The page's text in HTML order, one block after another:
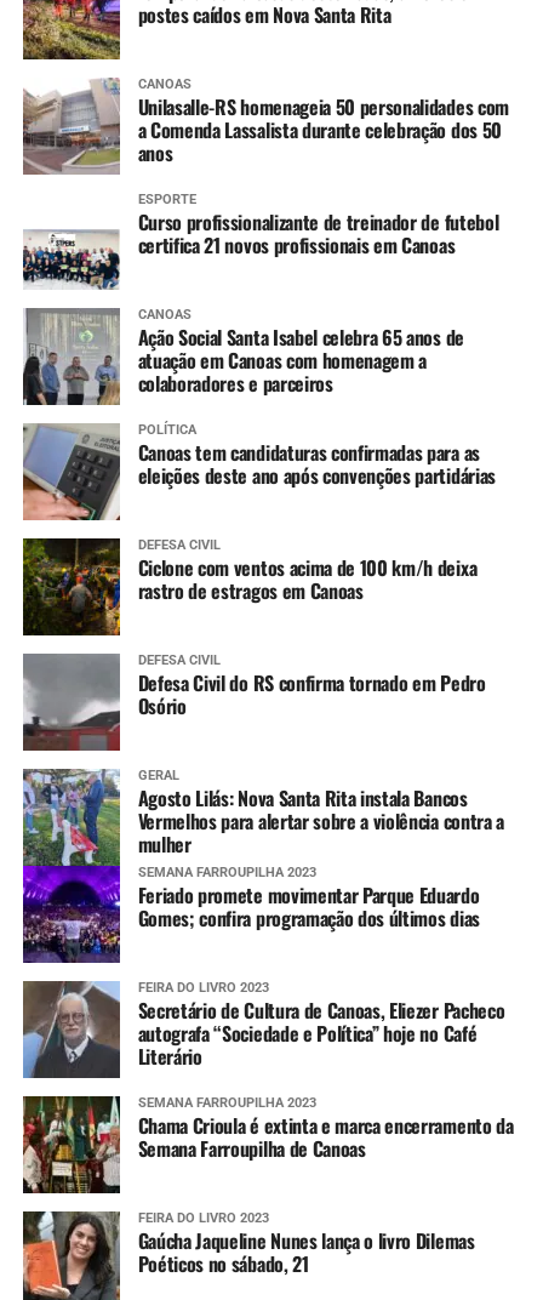
postes caídos em Nova Santa Rita
CANOAS
Unilasalle-RS homenageia 50 personalidades com
a Comenda Lassalista durante celebração dos 50
anos
ESPORTE
Curso profissionalizante de treinador de futebol
certifica 21 novos profissionais em Canoas
CANOAS
Ação Social Santa Isabel celebra 65 anos de
atuação em Canoas com homenagem a
colaboradores e parceiros
POLÍTICA
Canoas tem candidaturas confirmadas para as
eleições deste ano após convenções partidárias
DEFESA CIVIL
Ciclone com ventos acima de 100 km/h deixa
rastro de estragos em Canoas
DEFESA CIVIL
Defesa Civil do RS confirma tornado em Pedro
Osório
GERAL
Agosto Lilás: Nova Santa Rita instala Bancos
Vermelhos para alertar sobre a violência contra a
mulher
SEMANA FARROUPILHA 2023
Feriado promete movimentar Parque Eduardo
Gomes; confira programação dos últimos dias
FEIRA DO LIVRO 2023
Secretário de Cultura de Canoas, Eliezer Pacheco
autografa “Sociedade e Política” hoje no Café
Literário
SEMANA FARROUPILHA 2023
Chama Crioula é extinta e marca encerramento da
Semana Farroupilha de Canoas
FEIRA DO LIVRO 2023
Gaúcha Jaqueline Nunes lança o livro Dilemas
Poéticos no sábado, 21